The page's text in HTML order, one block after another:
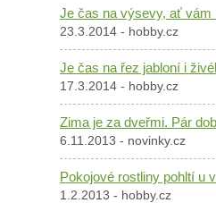
Je čas na výsevy, ať vám
23.3.2014 - hobby.cz
Je čas na řez jabloní i
17.3.2014 - hobby.cz
Zima je za dveřmi. Pár
6.11.2013 - novinky.cz
Pokojové rostliny pohltí u
1.2.2013 - hobby.cz